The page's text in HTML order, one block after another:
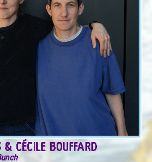
& CÉCILE BOUFFARD